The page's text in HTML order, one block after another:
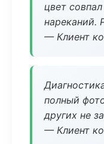
цвет
нареканий.
— Клиент
полный
других не
— Клиент